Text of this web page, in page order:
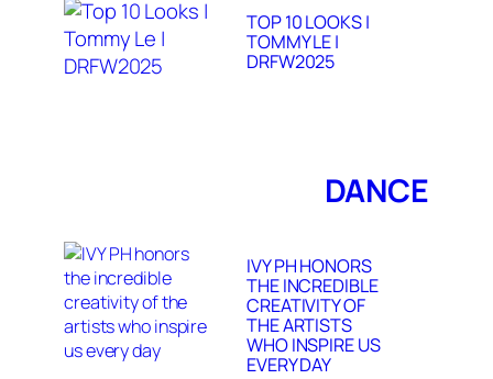
TOP 10 LOOKS |
TOMMY LE |
DRFW2025
DANCE
IVY PH HONORS
THE INCREDIBLE
CREATIVITY OF
THE ARTISTS
WHO INSPIRE US
EVERY DAY